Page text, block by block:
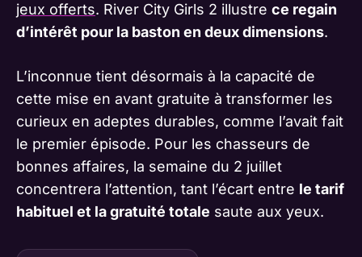
jeux offerts. River City Girls 2 illustre ce regain
d’intérêt pour la baston en deux dimensions.
L’inconnue tient désormais à la capacité de
cette mise en avant gratuite à transformer les
curieux en adeptes durables, comme l’avait fait
le premier épisode. Pour les chasseurs de
bonnes affaires, la semaine du 2 juillet
concentrera l’attention, tant l’écart entre le tarif
habituel et la gratuité totale saute aux yeux.